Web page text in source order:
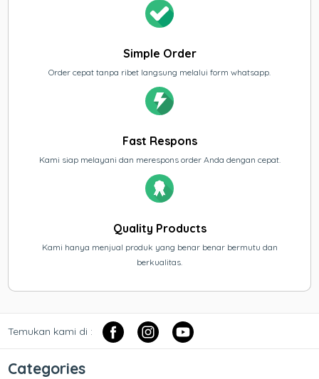
Simple Order
Order cepat tanpa ribet langsung melalui form whatsapp.
Fast Respons
Kami siap melayani dan merespons order Anda dengan cepat.
Quality Products
Kami hanya menjual produk yang benar benar bermutu dan
berkualitas.
Temukan kami di :
Categories